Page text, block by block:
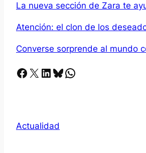
La nueva sección de Zara te
Atención: el clon de los
Converse sorprende al mundo
Facebook X LinkedIn Bluesky Whatsapp
Actualidad